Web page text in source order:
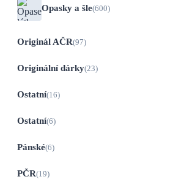
Opasky a šle(600)
Originál AČR(97)
Originální dárky(23)
Ostatní(16)
Ostatní(6)
Pánské(6)
PČR(19)